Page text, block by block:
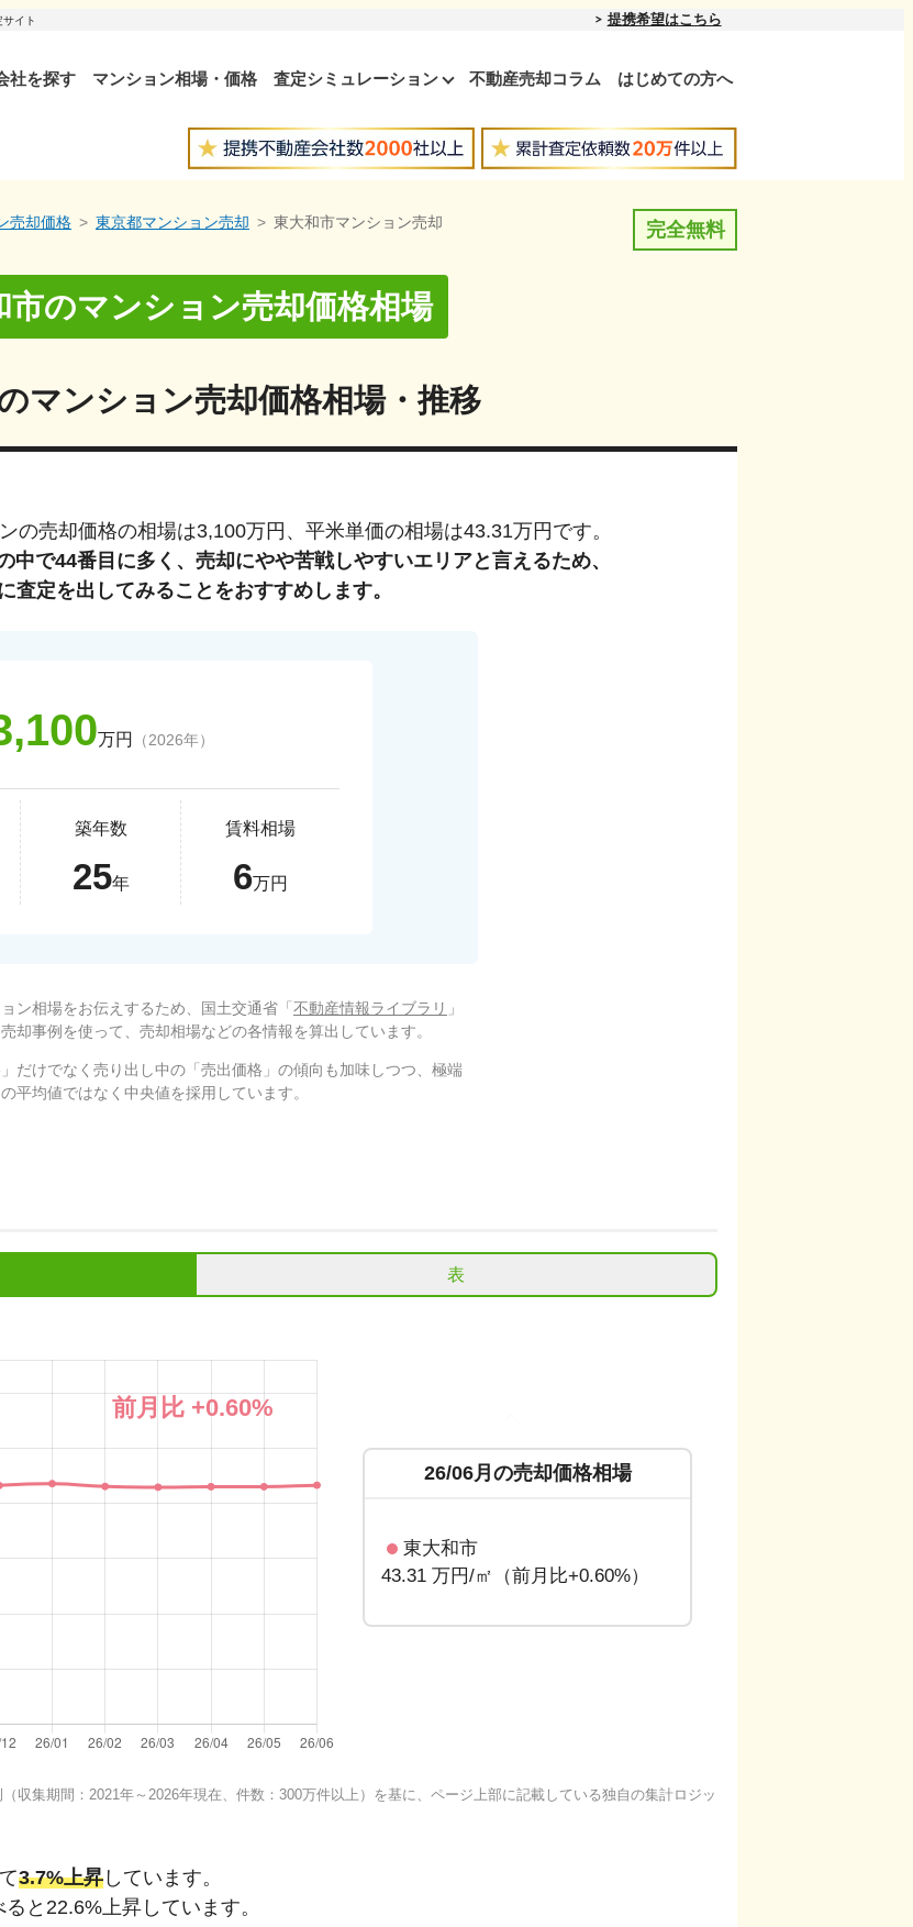
イト 提携希望はこちら
社を探す マンション相場・価格 査定シミュレーション 不動産売却コラム はじめての方へ
売却価格 東京都マンション売却 東大和市マンション売却 完全無料
市のマンション売却価格相場
マンション売却価格相場・推移
の売却価格の相場は3,100万円、平米単価の相場は43.31万円です。
中で44番目に多く、売却にやや苦戦しやすいエリアと言えるため、
査定を出してみることをおすすめします。
万円 （2026年）
築年数
25年
賃料相場
6万円
ン相場をお伝えするため、国土交通省「 不動産情報ライブラリ 」
却事例を使って、売却相場などの各情報を算出しています。
だけでなく売り出し中の「売出価格」の傾向も加味しつつ、極端
平均値ではなく中央値を採用しています。
表
前月比 +0.60%
26/06月の売却価格相場
東大和市
43.31 万円/㎡（前月比+0.60%）
収集期間：2021年～2026年現在、件数：300万件以上）を基に、ページ上部に記載している独自の集計ロジッ
3.7%上昇 しています。
と 22.6%上昇 しています。